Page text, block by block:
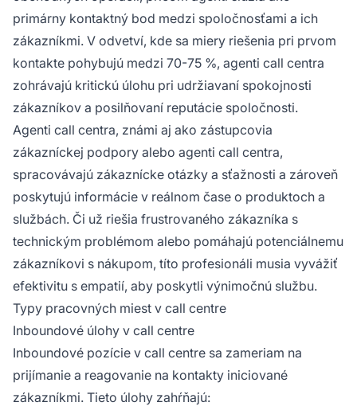
primárny kontaktný bod medzi spoločnosťami a ich
zákazníkmi. V odvetví, kde sa miery riešenia pri prvom
kontakte pohybujú medzi 70-75 %, agenti call centra
zohrávajú kritickú úlohu pri udržiavaní spokojnosti
zákazníkov a posilňovaní reputácie spoločnosti.
Agenti call centra, známi aj ako zástupcovia
zákazníckej podpory alebo agenti call centra,
spracovávajú zákaznícke otázky a sťažnosti a zároveň
poskytujú informácie v reálnom čase o produktoch a
službách. Či už riešia frustrovaného zákazníka s
technickým problémom alebo pomáhajú potenciálnemu
zákazníkovi s nákupom, títo profesionáli musia vyvážiť
efektivitu s empatií, aby poskytli výnimočnú službu.
Typy pracovných miest v call centre
Inboundové úlohy v call centre
Inboundové pozície v call centre sa zameriam na
prijímanie a reagovanie na kontakty iniciované
zákazníkmi. Tieto úlohy zahŕňajú: